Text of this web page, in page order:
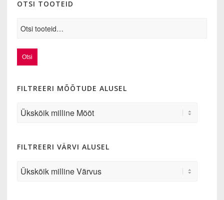
OTSI TOOTEID
Otsi
FILTREERI MÕÕTUDE ALUSEL
FILTREERI VÄRVI ALUSEL